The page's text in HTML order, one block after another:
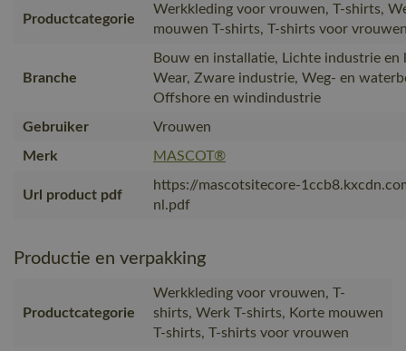
Productcategorie
Werkkleding voor vrouwen, T-shirts,
mouwen T-shirts, T-shirts voor
Branche
Bouw en installatie, Lichte industrie en
Wear, Zware industrie, Weg- en
Offshore en windindustrie
Gebruiker
Vrouwen
Merk
MASCOT®
Url product pdf
https://mascotsitecore-
nl.pdf
Productie en verpakking
Productcategorie
Werkkleding voor vrouwen, T-
shirts, Werk T-shirts, Korte mouwen
T-shirts, T-shirts voor vrouwen